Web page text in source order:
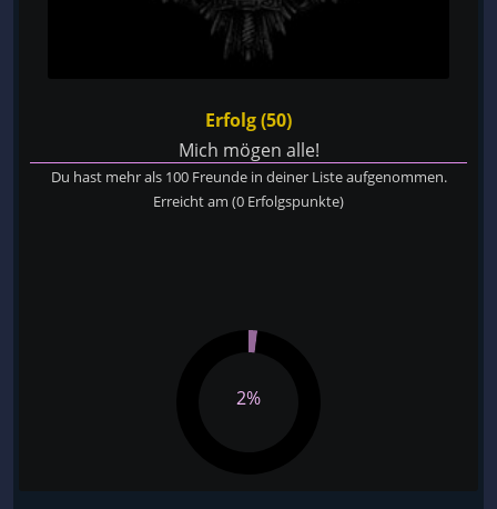
Erfolg (50)
Mich mögen alle!
Du hast mehr als 100 Freunde in deiner Liste aufgenommen.
Erreicht am (0 Erfolgspunkte)
2%